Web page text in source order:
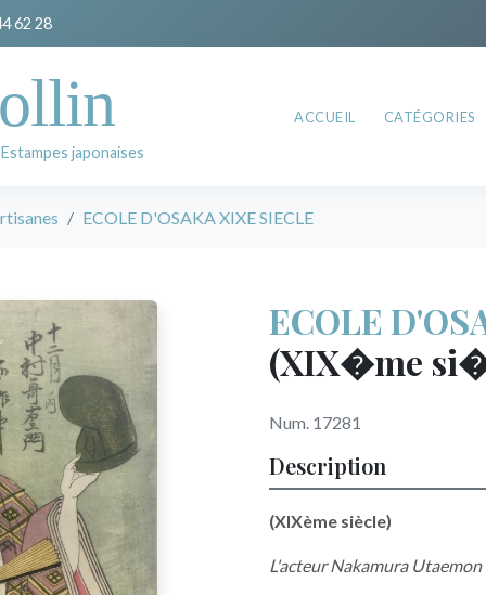
62 28
japonaises
ACCUEIL CATÉGORIES
ECOLE D'OSAKA XIXE SIECLE
ECOLE
(XIX�me
Num. 17281
Description
(XIXème siècle)
L'acteur Nakamura